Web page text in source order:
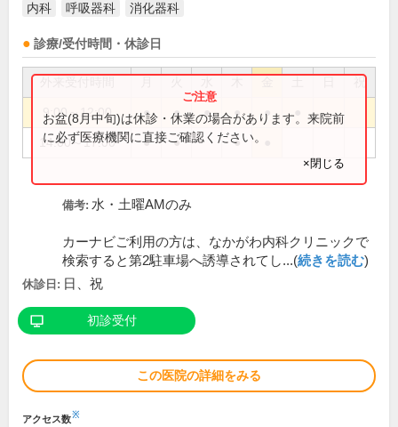
内科 呼吸器科 消化器科
診療/受付時間・休診日
祝
9:00～12:00 ● ● ● ● ●
14:00～17:00 ● ● ●
お盆(8月中旬)は休診・休業の場合があります。来院前
に必ず医療機関に直接ご確認ください。
×閉じる
備考: 水・土曜AMのみ
カーナビご利用の方は、なかがわ内科クリニックで
検索すると第2駐車場へ誘導されてし...(続きを読む)
休診日: 日、祝
初診受付
この医院の詳細をみる
アクセス数※